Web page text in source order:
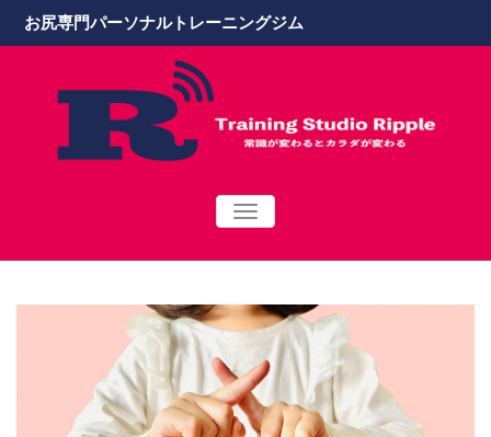
お尻専門パーソナルトレーニングジム
TOGGLE
NAVIGATION